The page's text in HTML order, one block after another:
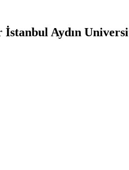
İstanbul Aydın